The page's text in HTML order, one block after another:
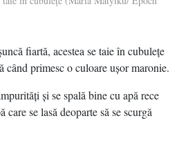
fiartă, acestea se taie în cubuleţe
când primesc o culoare uşor maronie.
şi se spală bine cu apă rece
se lasă deoparte să se scurgă